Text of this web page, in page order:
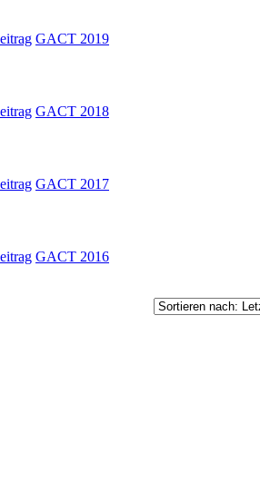
GACT 2019
GACT 2018
GACT 2017
GACT 2016